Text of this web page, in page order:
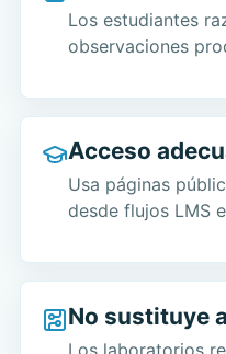
Los estudiantes
observaciones
Acceso
Usa páginas
desde flujos LMS
No sustituye
Los laboratorios